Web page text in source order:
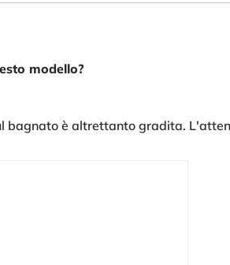
modello?
è altrettanto gradita.